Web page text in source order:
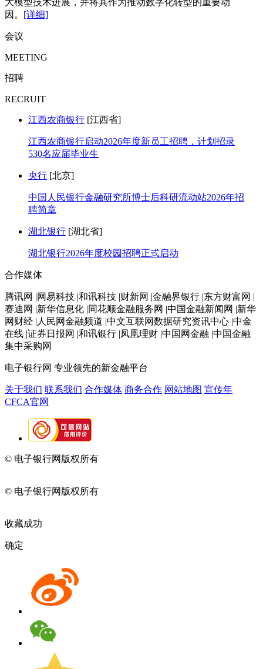
因。 [详细]
会议
MEETING
招聘
RECRUIT
江西农商银行 [江西省]
江西农商银行启动2026年度新员工招聘，计划招录
530名应届毕业生
央行 [北京]
中国人民银行金融研究所博士后科研流动站2026年招
聘简章
湖北银行 [湖北省]
湖北银行2026年度校园招聘正式启动
合作媒体
腾讯网 |网易科技 |和讯科技 |财新网 |金融界银行 |东方财富网 |
赛迪网 |新华信息化 |同花顺金融服务网 |中国金融新闻网 |新华
网财经 |人民网金融频道 |中文互联网数据研究资讯中心 |中金
在线 |证券日报网 |和讯银行 |凤凰理财 |中国网金融 |中国金融
集中采购网
电子银行网 专业领先的新金融平台
关于我们 联系我们 合作媒体 商务合作 网站地图 宣传年
CFCA官网
© 电子银行网版权所有
© 电子银行网版权所有
收藏成功
确定